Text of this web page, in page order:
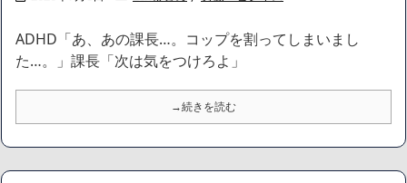
ADHD「あ、あの課長…。コップを割ってしまいまし
た…。」課長「次は気をつけろよ」
→続きを読む